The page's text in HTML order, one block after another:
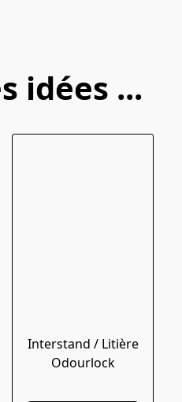
idées ...
Interstand / Litière
Odourlock